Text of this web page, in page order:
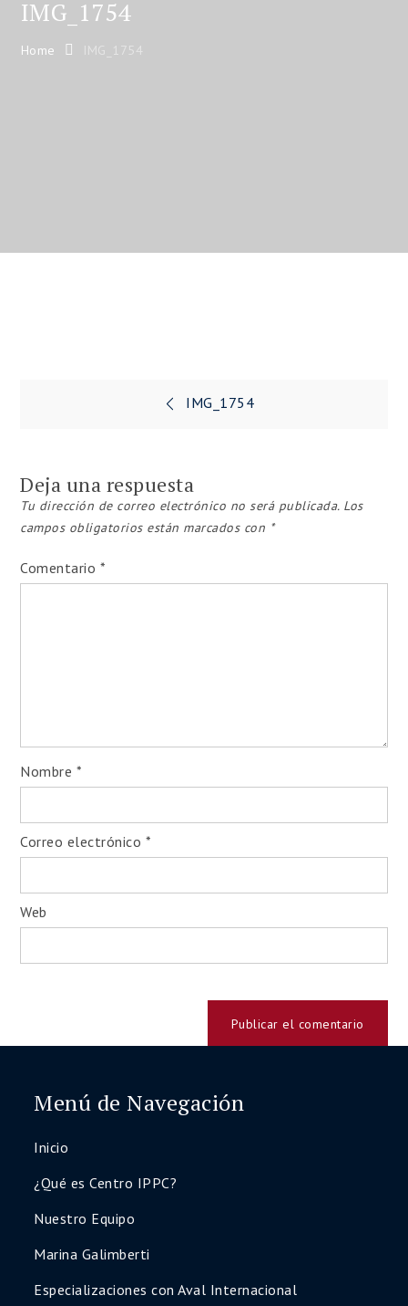
IMG_1754
Home IMG_1754
Navegación
entradas
IMG_1754
Deja una respuesta
Tu dirección de correo electrónico no será publicada. Los
campos obligatorios están marcados con *
Comentario *
Nombre *
Correo electrónico *
Web
Menú de Navegación
Inicio
¿Qué es Centro IPPC?
Nuestro Equipo
Marina Galimberti
Especializaciones con Aval Internacional